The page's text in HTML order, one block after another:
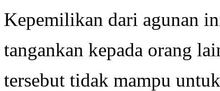
Kepemilikan dari agunan
tangankan kepada orang
tersebut tidak mampu